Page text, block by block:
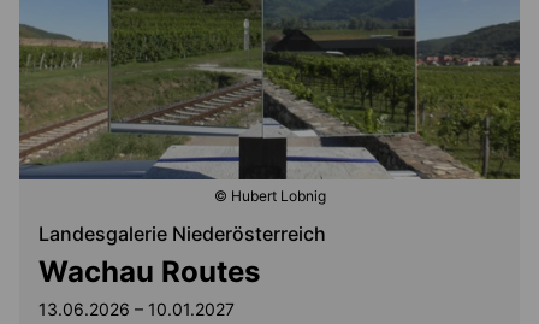
© Hubert Lobnig
Landesgalerie Niederösterreich
Wachau Routes
13.06.2026 – 10.01.2027